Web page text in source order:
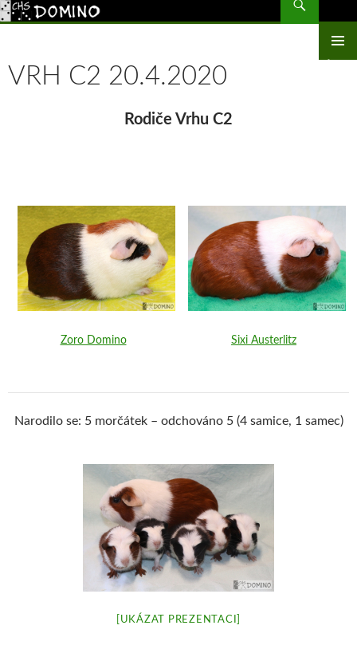
CHS Domino – morčata
PŘEJÍT
WEBU
VRH C2 20.4.2020
Rodiče Vrhu C2
Zoro Domino Sixi Austerlitz
Narodilo se: 5 morčátek – odchováno 5 (4 samice, 1 samec)
[UKÁZAT PREZENTACI]